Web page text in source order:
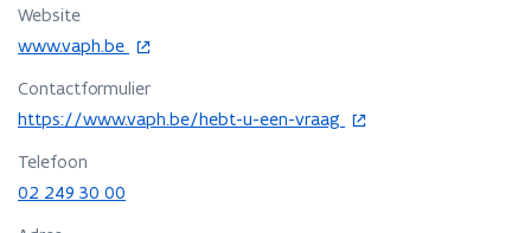
Website
www.vaph.be
o
e
n
n
Contactformulier
https://www.vaph.be/hebt-u-een-vraag
o
e
n
Telefoon
02 249 30 00